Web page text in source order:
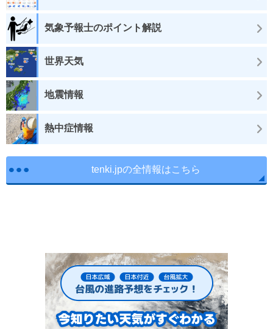
気象予報士のポイント解説
世界天気
地震情報
熱中症情報
tenki.jpの全情報はこちら